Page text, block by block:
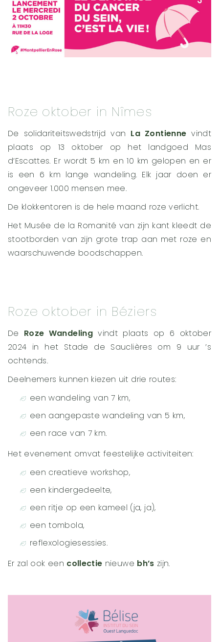
Roze oktober in Nîmes
De solidariteitswedstrijd van La Zontienne vindt
plaats op 13 oktober op het landgoed Mas
d’Escattes. Er wordt 5 km en 10 km gelopen en er
is een 6 km lange wandeling. Elk jaar doen er
ongeveer 1.000 mensen mee.
De klokkentoren is de hele maand roze verlicht.
Het Musée de la Romanité van zijn kant kleedt de
stootborden van zijn grote trap aan met roze en
waarschuwende boodschappen.
Roze oktober in Béziers
De Roze Wandelingvindt plaats op 6 oktober
2024 in het Stade de Sauclières om 9 uur ’s
ochtends.
Deelnemers kunnen kiezen uit drie routes:
een wandeling van 7 km,
een aangepaste wandeling van 5 km,
een race van 7 km.
Het evenement omvat feestelijke activiteiten:
een creatieve workshop,
een kindergedeelte,
een ritje op een kameel (ja, ja),
een tombola,
reflexologiesessies.
Er zal ook een collectie nieuwe bh’s zijn.